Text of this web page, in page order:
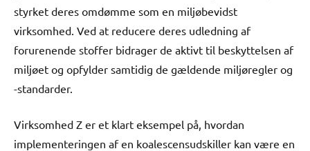
styrket deres omdømme som en miljøbevidst
virksomhed. Ved at reducere deres udledning af
forurenende stoffer bidrager de aktivt til beskyttelsen af ​​
miljøet og opfylder samtidig de gældende miljøregler og
-standarder.
Virksomhed Z er et klart eksempel på, hvordan
implementeringen af en koalescensudskiller kan være en